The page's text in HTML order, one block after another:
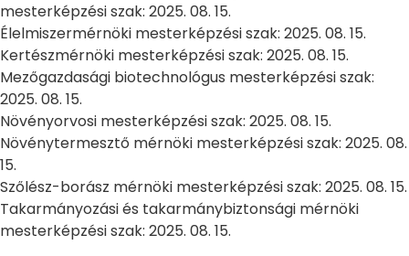
mesterképzési szak: 2025. 08. 15.
Élelmiszermérnöki mesterképzési szak: 2025. 08. 15.
Kertészmérnöki mesterképzési szak: 2025. 08. 15.
Mezőgazdasági biotechnológus mesterképzési szak:
2025. 08. 15.
Növényorvosi mesterképzési szak: 2025. 08. 15.
Növénytermesztő mérnöki mesterképzési szak: 2025. 08.
15.
Szőlész-borász mérnöki mesterképzési szak: 2025. 08. 15.
Takarmányozási és takarmánybiztonsági mérnöki
mesterképzési szak: 2025. 08. 15.